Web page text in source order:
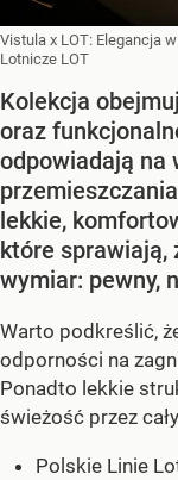
Vistula x LOT: Elegancja
Lotnicze LOT
Kolekcja
oraz
odpowiadają na
lekkie,
które sprawiają,
wymiar: pewny,
Warto podkreślić,
odporności na
Ponadto lekkie
świeżość przez
Polskie Linie